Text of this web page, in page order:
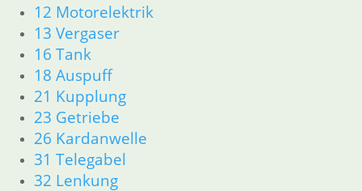
12 Motorelektrik
13 Vergaser
16 Tank
18 Auspuff
21 Kupplung
23 Getriebe
26 Kardanwelle
31 Telegabel
32 Lenkung